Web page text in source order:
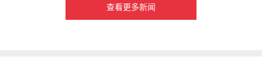
查看更多新闻